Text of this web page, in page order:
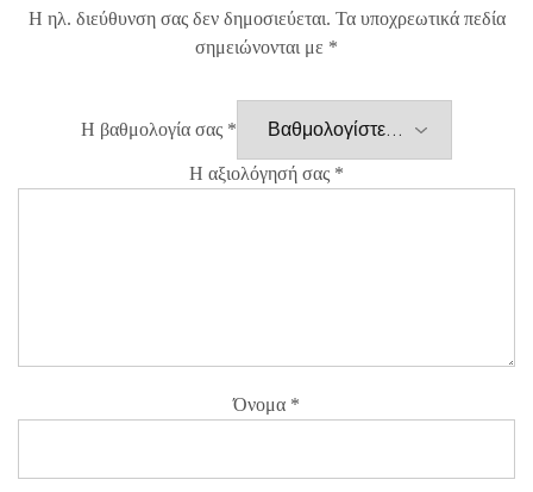
Η ηλ. διεύθυνση σας δεν δημοσιεύεται. Τα υποχρεωτικά πεδία
σημειώνονται με *
Η βαθμολογία σας *
Η αξιολόγησή σας *
Όνομα *